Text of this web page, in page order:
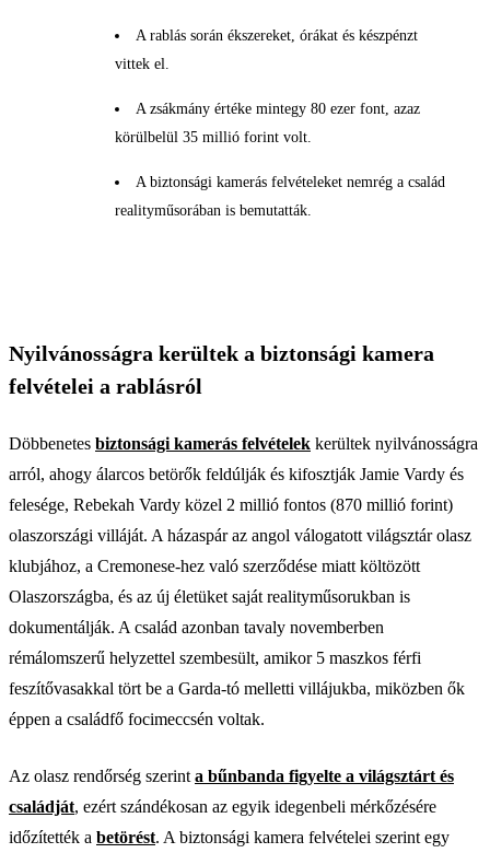
A rablás során ékszereket, órákat és készpénzt
vittek el.
A zsákmány értéke mintegy 80 ezer font, azaz
körülbelül 35 millió forint volt.
A biztonsági kamerás felvételeket nemrég a család
realityműsorában is bemutatták.
Nyilvánosságra kerültek a biztonsági kamera
felvételei a rablásról
Döbbenetes biztonsági kamerás felvételek kerültek nyilvánosságra
arról, ahogy álarcos betörők feldúlják és kifosztják Jamie Vardy és
felesége, Rebekah Vardy közel 2 millió fontos (870 millió forint)
olaszországi villáját. A házaspár az angol válogatott világsztár olasz
klubjához, a Cremonese-hez való szerződése miatt költözött
Olaszországba, és az új életüket saját realityműsorukban is
dokumentálják. A család azonban tavaly novemberben
rémálomszerű helyzettel szembesült, amikor 5 maszkos férfi
feszítővasakkal tört be a Garda-tó melletti villájukba, miközben ők
éppen a családfő focimeccsén voltak.
Az olasz rendőrség szerint a bűnbanda figyelte a világsztárt és
családját, ezért szándékosan az egyik idegenbeli mérkőzésére
időzítették a betörést. A biztonsági kamera felvételei szerint egy